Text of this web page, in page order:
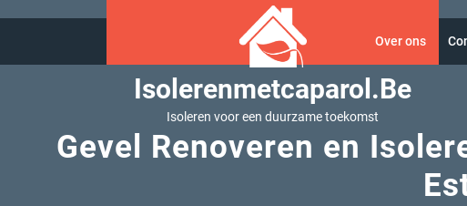
Isolerenmetcaparol.be
Isoleren voor een duurzame toekomst
Over ons
Gevel Renoveren en